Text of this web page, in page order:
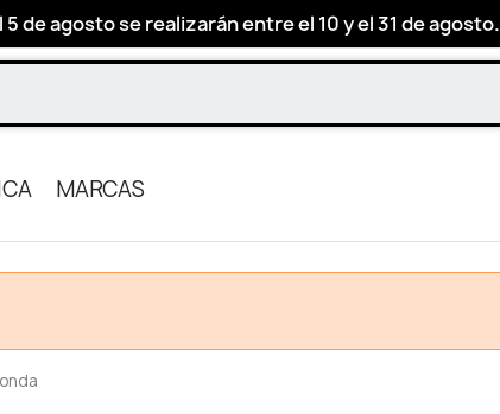
de agosto se realizarán entre el 10 y el 31 de agosto.
MARCAS